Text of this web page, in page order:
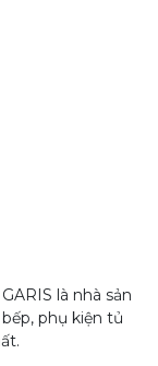
là nhà sản
phụ kiện tủ